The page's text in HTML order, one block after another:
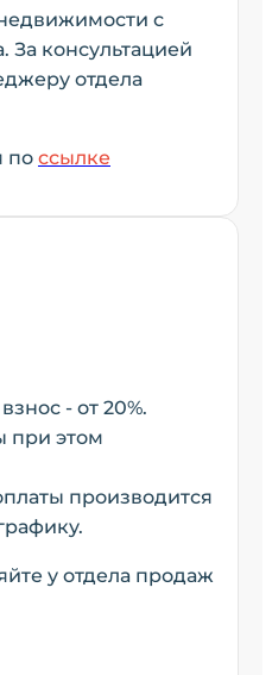
с
консультацией
отдела
по ссылке
- от 20%.
при этом
производится
у отдела продаж